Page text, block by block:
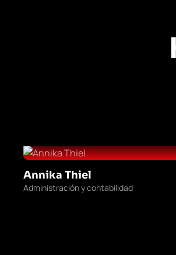
Annika Thiel
Administración y contabilidad